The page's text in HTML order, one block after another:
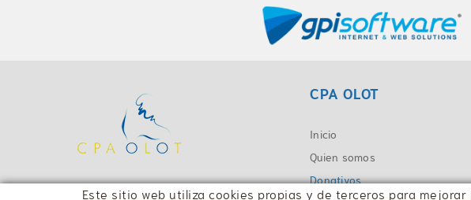
CPA OLOT
Inicio
Quien somos
Donativos
Este sitio web utiliza cookies propias y de terceros para